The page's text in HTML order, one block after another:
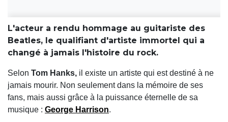
L'acteur a rendu hommage au guitariste des
Beatles, le qualifiant d'artiste immortel qui a
changé à jamais l'histoire du rock.
Selon Tom Hanks, il existe un artiste qui est destiné à ne
jamais mourir. Non seulement dans la mémoire de ses
fans, mais aussi grâce à la puissance éternelle de sa
musique : George Harrison.